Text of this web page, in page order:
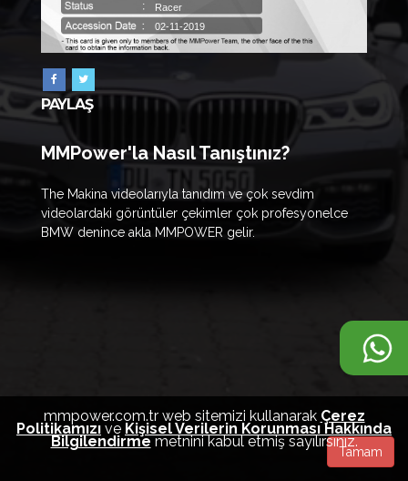
Racer
02-11-2019
PAYLAŞ
MMPower'la Nasıl Tanıştınız?
The Makina videolarıyla tanıdım ve çok sevdim
videolardaki görüntüler çekimler çok profesyonelce
BMW denince akla MMPOWER gelir.
mmpower.com.tr web sitemizi kullanarak Çerez
Politikamızı ve Kişisel Verilerin Korunması Hakkında
Bilgilendirmemetnini kabul etmiş sayılırsınız.
Tamam